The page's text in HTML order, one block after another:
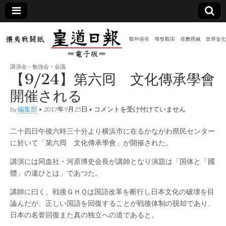
皇道
日報
（防
共新
聞）
電子
版
敬神
尊皇
｜昭
和八
年創
刊
皇道
実
攘夷
戦闘
紙
講演会・勉強会・会議
【9/24】第六囘 文化傳承學會
開催される
by編集部 • 2017年9月25日 • 【9/24】
囘
文
化
傳
承
學
開
催
さ
れ
コメントを受け付けていません
二十四日午後六時三十分より横浜市に在るかながわ県民センター
に於いて「第六囘 文化傳承學會」が開催された。
講演には同血社・河原博史会長が講師となり演題は「国体と「國
體」の違ひとは」であつた。
講師に曰く、戦後ＧＨＱは国語改革を断行し日本文化の破壊を目
論んだが、正しい国語を回復することが戦後体制の脱却であり、
日本の名誉回復また真の独立への道であると。